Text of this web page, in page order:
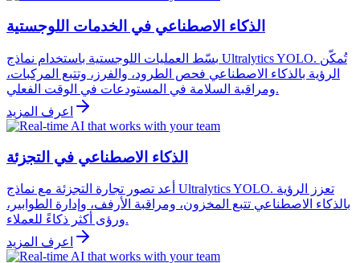
الذكاء الاصطناعي في الخدمات اللوجستية
بسّط العمليات اللوجستية باستخدام نماذج Ultralytics YOLO. تُمكّن
الرؤية بالذكاء الاصطناعي فحص الطرود، والفرز، وتتبع المركبات،
ومراقبة السلامة في المستودعات في الوقت الفعلي.
اعرف المزيد
الذكاء الاصطناعي في التجزئة
أعد تصور تجارة التجزئة مع نماذج Ultralytics YOLO. تعزز الرؤية
بالذكاء الاصطناعي تتبع المخزون، ومراقبة الأرفف، وإدارة الطوابير،
ورؤى أكثر ذكاءً للعملاء.
اعرف المزيد